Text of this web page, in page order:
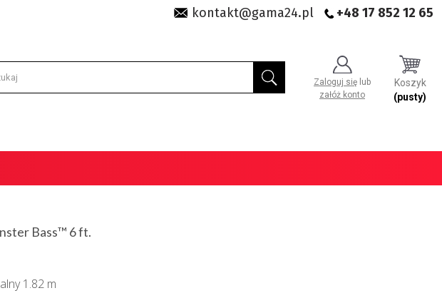
kontakt@gama24.pl +48 17 852 12 65
Zaloguj się lub
załóż konto
Koszyk
(pusty)
Bass™ 6 ft.
1.82 m